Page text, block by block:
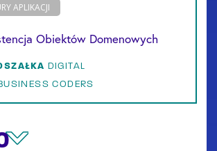
APLIKACJI
Obiektów Domenowych
DIGITAL
CODERS